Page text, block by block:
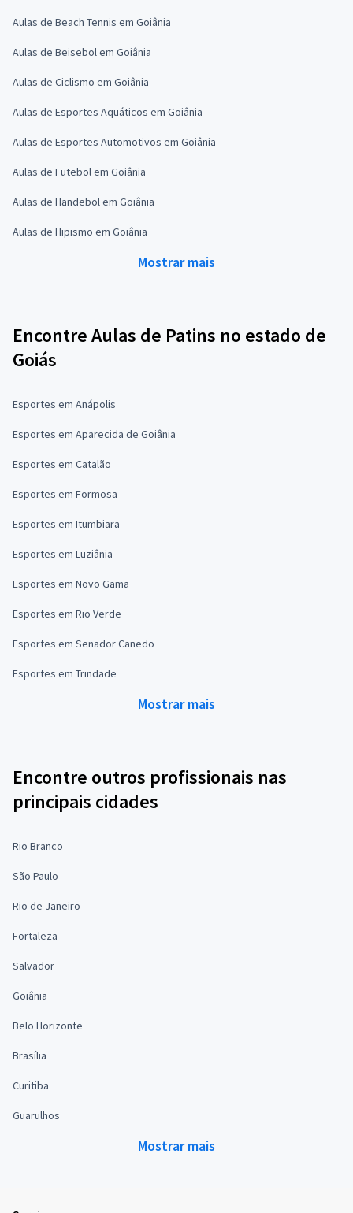
Aulas de Beach Tennis em Goiânia
Aulas de Beisebol em Goiânia
Aulas de Ciclismo em Goiânia
Aulas de Esportes Aquáticos em Goiânia
Aulas de Esportes Automotivos em Goiânia
Aulas de Futebol em Goiânia
Aulas de Handebol em Goiânia
Aulas de Hipismo em Goiânia
Mostrar mais
Encontre Aulas de Patins no estado de
Goiás
Esportes em Anápolis
Esportes em Aparecida de Goiânia
Esportes em Catalão
Esportes em Formosa
Esportes em Itumbiara
Esportes em Luziânia
Esportes em Novo Gama
Esportes em Rio Verde
Esportes em Senador Canedo
Esportes em Trindade
Mostrar mais
Encontre outros profissionais nas
principais cidades
Rio Branco
São Paulo
Rio de Janeiro
Fortaleza
Salvador
Goiânia
Belo Horizonte
Brasília
Curitiba
Guarulhos
Mostrar mais